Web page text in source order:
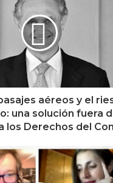
aéreos y el
una solución fuera
los Derechos del